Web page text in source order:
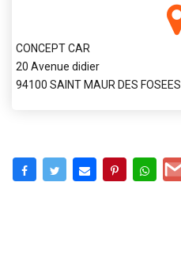
CONCEPT CAR
20 Avenue didier
94100 SAINT MAUR DES FOSEES